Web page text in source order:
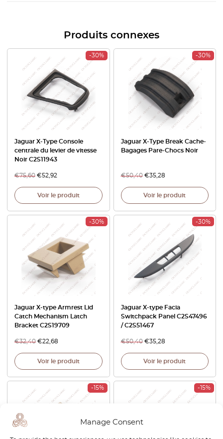
Manage Consent
Produits connexes
-30%
Jaguar X-Type Console
centrale du levier de vitesse
Noir C2S11943
€75,60 €52,92
Voir le produit
-30%
Jaguar X-Type Break Cache-
Bagages Pare-Chocs Noir
€50,40 €35,28
Voir le produit
-30%
Jaguar X-type Armrest Lid
Catch Mechanism Latch
Bracket C2S19709
€32,40 €22,68
Voir le produit
-30%
Jaguar X-type Facia
Switchpack Panel C2S47496
/ C2S51467
€50,40 €35,28
Voir le produit
-15% -15%